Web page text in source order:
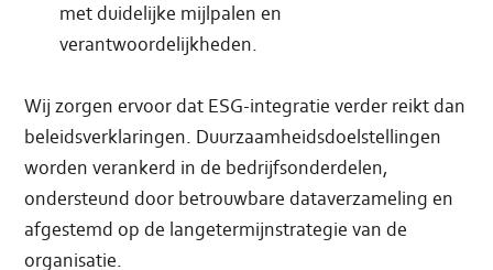
met duidelijke mijlpalen en
verantwoordelijkheden.
Wij zorgen ervoor dat ESG-integratie verder reikt dan
beleidsverklaringen. Duurzaamheidsdoelstellingen
worden verankerd in de bedrijfsonderdelen,
ondersteund door betrouwbare dataverzameling en
afgestemd op de langetermijnstrategie van de
organisatie.